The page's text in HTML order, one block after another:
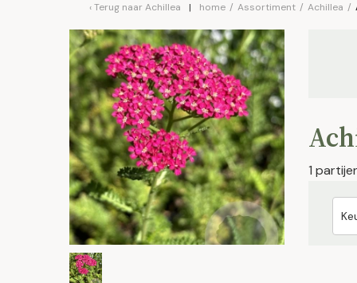
Terug naar Achillea home / Assortiment / Achillea /
1